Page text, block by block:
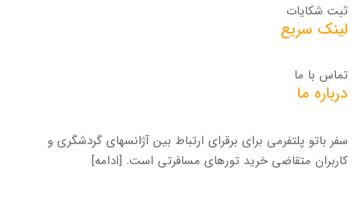
ثبت شکایات
لینک سریع
تماس با ما
درباره ما
سفر باتو پلتفرمی برای برقرای ارتباط بین آژانسهای گردشگری و
کاربران متقاضی خرید تورهای مسافرتی است. [ادامه]